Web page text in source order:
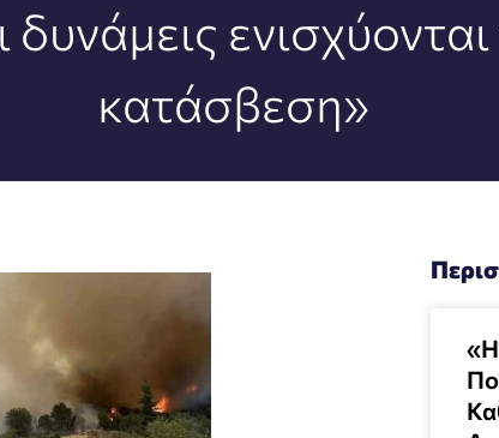
ενισχύονται
κατάσβεση»
«Η